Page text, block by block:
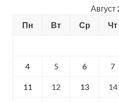
Август
Пн
Вт Ср Чт
4 5 6 7
11 12 13 14